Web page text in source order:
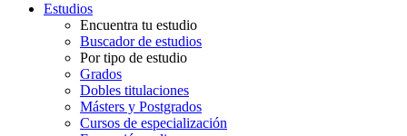
Estudios
Encuentra tu estudio
Buscador de estudios
Por tipo de estudio
Grados
Dobles titulaciones
Másters y Postgrados
Cursos de especialización